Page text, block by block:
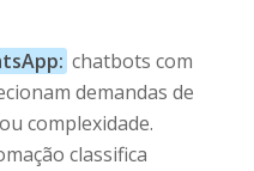
chatbots com
demandas de
complexidade.
classifica